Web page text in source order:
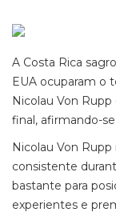
A Costa Rica
EUA ocuparam o
Nicolau Von
final, afirmando-
Nicolau Von
consistente
bastante para
experientes e